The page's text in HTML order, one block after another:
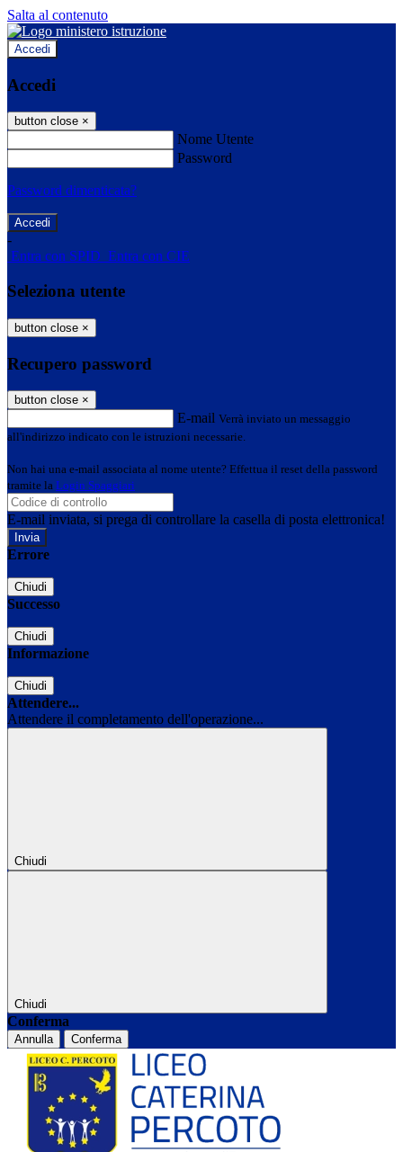
Salta al contenuto
Accedi
Accedi
button close ×
Nome Utente
Password
Password dimenticata?
-
Entra con SPID Entra con CIE
Seleziona utente
button close ×
Recupero password
button close ×
E-mail Verrà inviato un messaggio
all'indirizzo indicato con le istruzioni necessarie.
Non hai una e-mail associata al nome utente? Effettua il reset della password
tramite la Login Spaggiari
E-mail inviata, si prega di controllare la casella di posta elettronica!
Errore
Chiudi
Successo
Chiudi
Informazione
Chiudi
Attendere...
Attendere il completamento dell'operazione...
Chiudi
Chiudi
Conferma
Annulla Conferma